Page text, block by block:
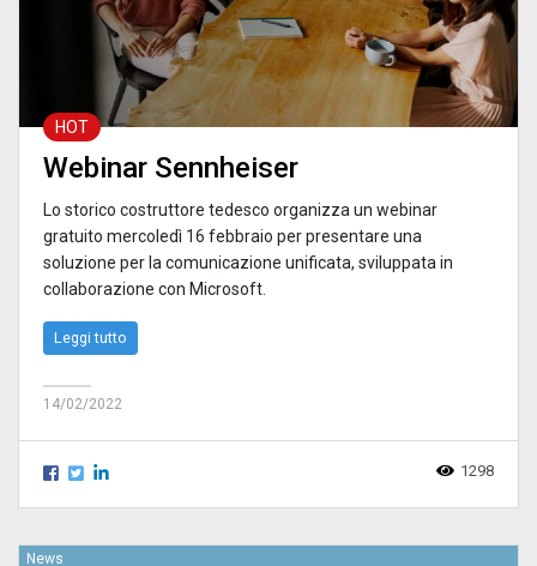
HOT
Webinar Sennheiser
Lo storico costruttore tedesco organizza un webinar
gratuito mercoledì 16 febbraio per presentare una
soluzione per la comunicazione unificata, sviluppata in
collaborazione con Microsoft.
Leggi tutto
14/02/2022
1298
News